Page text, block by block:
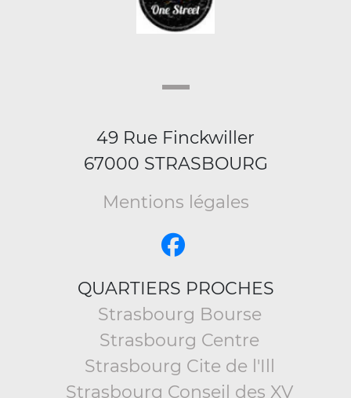
49 Rue Finckwiller
67000 STRASBOURG
Mentions légales
QUARTIERS PROCHES
Strasbourg Bourse
Strasbourg Centre
Strasbourg Cite de l'Ill
Strasbourg Conseil des XV